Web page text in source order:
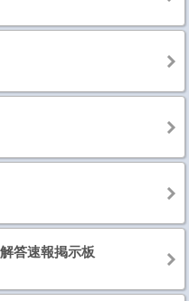
答速報掲示板